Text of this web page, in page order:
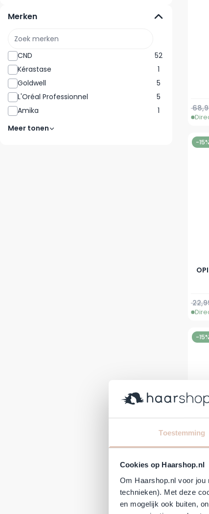
Toestemming
Cookies op Haarshop.nl
Om Haarshop.nl voor
technieken). Met deze
en mogelijk ook buiten,
Merken
CND
52
Kérastase
1
Goldwell
5
L'Oréal Professionnel
5
Amika
1
Meer tonen
-15%
-15%